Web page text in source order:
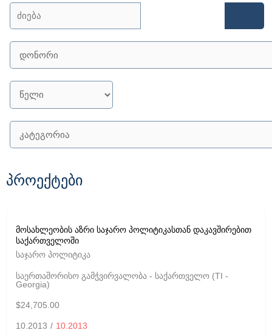
Search
Funders
Year
პროექტები
მოსახლეობის აზრი საჯარო პოლიტიკასთან დაკავშირებით
საქართველოში
საჯარო პოლიტიკა
საერთაშორისო გამჭვირვალობა - საქართველო (TI -
Georgia)
$24,705.00
10.2013 / 10.2013